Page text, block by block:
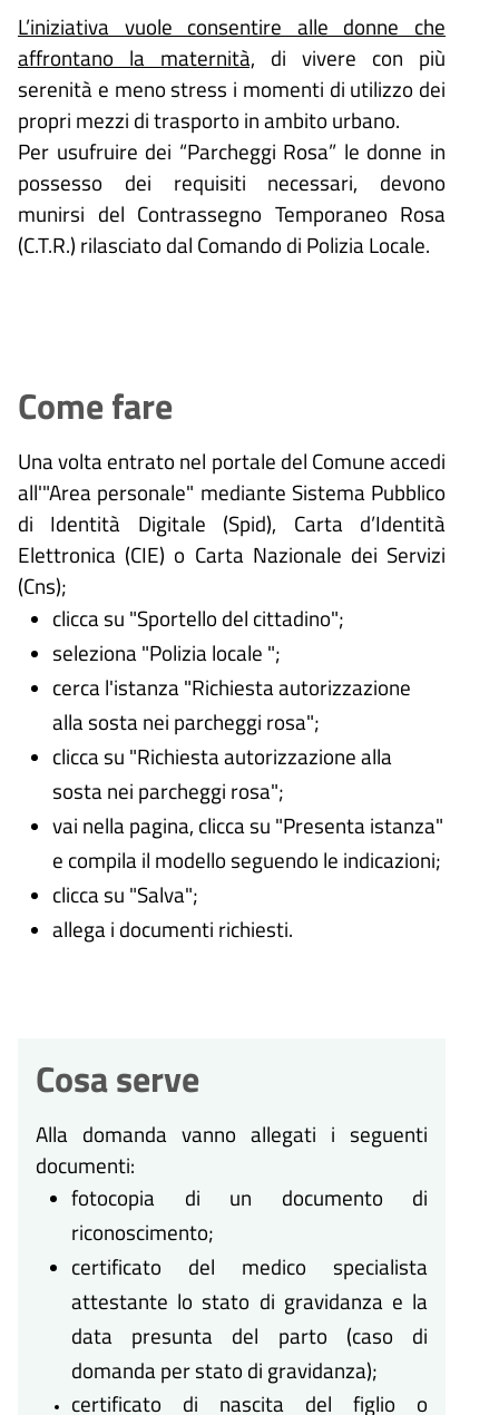
L’iniziativa vuole consentire alle donne che
affrontano la maternità, di vivere con più
serenità e meno stress i momenti di utilizzo dei
propri mezzi di trasporto in ambito urbano.
Per usufruire dei “Parcheggi Rosa” le donne in
possesso dei requisiti necessari, devono
munirsi del Contrassegno Temporaneo Rosa
(C.T.R.) rilasciato dal Comando di Polizia Locale.
Come fare
Una volta entrato nel portale del Comune accedi
all'"Area personale" mediante Sistema Pubblico
di Identità Digitale (Spid), Carta d’Identità
Elettronica (CIE) o Carta Nazionale dei Servizi
(Cns);
clicca su "Sportello del cittadino";
seleziona "Polizia locale ";
cerca l'istanza "Richiesta autorizzazione
alla sosta nei parcheggi rosa";
clicca su "Richiesta autorizzazione alla
sosta nei parcheggi rosa";
vai nella pagina, clicca su "Presenta istanza"
e compila il modello seguendo le indicazioni;
clicca su "Salva";
allega i documenti richiesti.
Cosa serve
Alla domanda vanno allegati i seguenti
documenti:
fotocopia di un documento di
riconoscimento;
certificato del medico specialista
attestante lo stato di gravidanza e la
data presunta del parto (caso di
domanda per stato di gravidanza);
certificato di nascita del figlio o